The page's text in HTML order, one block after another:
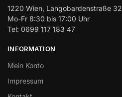
1220 Wien, Langobardenstraße 32
Mo-Fr 8:30 bis 17:00 Uhr
Tel: 0699 117 183 47
INFORMATION
Mein Konto
Impressum